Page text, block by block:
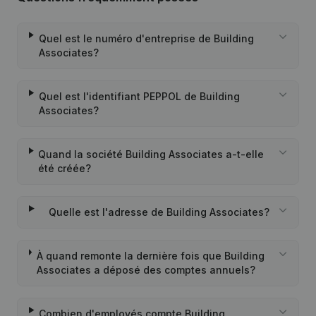
Quel est le numéro d'entreprise de Building
Associates?
Quel est l'identifiant PEPPOL de Building
Associates?
Quand la société Building Associates a-t-elle
été créée?
Quelle est l'adresse de Building Associates?
À quand remonte la dernière fois que Building
Associates a déposé des comptes annuels?
Combien d'employés compte Building